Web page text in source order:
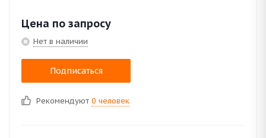
Цена по запросу
Нет в наличии
Подписаться
Рекомендуют 0 человек